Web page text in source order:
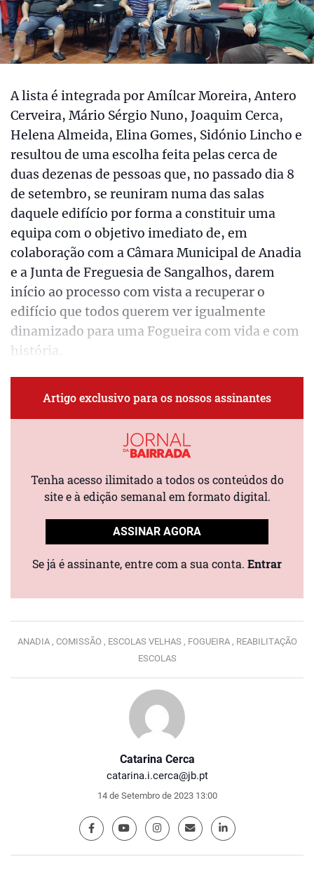
Catarina Cerca
catarina.i.cerca@jb.pt
14 de Setembro de 2023 13:00
A lista é integrada por Amílcar Moreira, Antero
Cerveira, Mário Sérgio Nuno, Joaquim Cerca,
Helena Almeida, Elina Gomes, Sidónio Lincho e
resultou de uma escolha feita pelas cerca de
duas dezenas de pessoas que, no passado dia 8
de setembro, se reuniram numa das salas
daquele edifício por forma a constituir uma
equipa com o objetivo imediato de, em
colaboração com a Câmara Municipal de Anadia
e a Junta de Freguesia de Sangalhos, darem
início ao processo com vista a recuperar o
edifício que todos querem ver igualmente
dinamizado para uma Fogueira com vida e com
história.
Artigo exclusivo para os nossos assinantes
Tenha acesso ilimitado a todos os conteúdos do
site e à edição semanal em formato digital.
ASSINAR AGORA
Se já é assinante, entre com a sua conta. Entrar
ANADIA , COMISSÃO , ESCOLAS VELHAS , FOGUEIRA , REABILITAÇÃO
ESCOLAS